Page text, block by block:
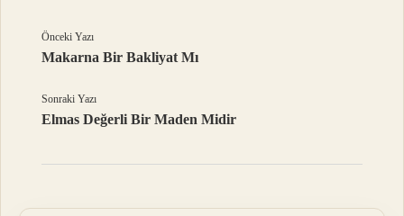
Önceki Yazı
Makarna Bir Bakliyat Mı
Sonraki Yazı
Elmas Değerli Bir Maden Midir